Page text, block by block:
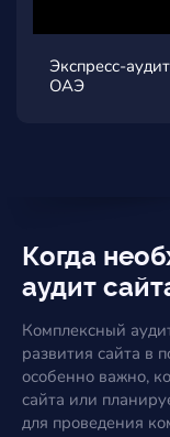
Экспресс-
Когда
аудит
Комплексный
развития сайта в
особенно важно,
сайта или
для проведения